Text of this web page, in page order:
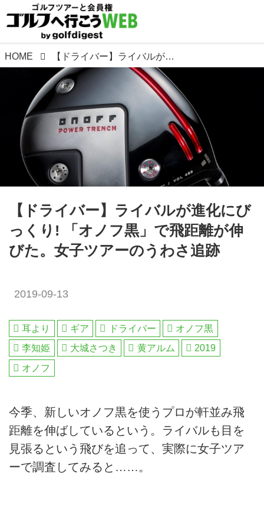
HOME 【ドライバー】ライバルが進化にびっくり! 「オノフ黒」で飛距離が伸びた。女子ツアーのうわさ追跡
【ドライバー】ライバルが進化にび
っくり! 「オノフ黒」で飛距離が伸
びた。女子ツアーのうわさ追跡
2019-09-13
耳より ギア ドライバー
オノフ黒
李知姫
大城さつき 黄アルム
2019
オノフ
今季、新しいオノフ黒を使うプロが軒並み飛
距離を伸ばしているという。ライバルも目を
見張るという飛びを追って、実際に女子ツア
ーで調査してみると……。